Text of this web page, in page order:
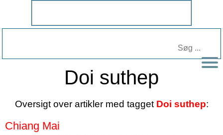
Doi suthep
Oversigt over artikler med tagget Doi suthep:
Chiang Mai